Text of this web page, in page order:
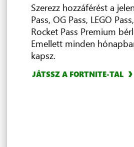
Szerezz hozzáférést a
Pass, OG Pass, LEGO
Rocket Pass Premium
Emellett minden
kapsz.
JÁTSSZ A FORTNITE-TAL
FEDEZD FEL AZ EA PLAYT
FEDEZD FEL AZ UBISOFT+
FEDEZD FEL A CLOUD
FEDEZD FEL A JÁTÉKBELI
TÖBBJÁTÉKOS JÁTÉKOK
AJÁNLATOK FELFEDEZÉSE